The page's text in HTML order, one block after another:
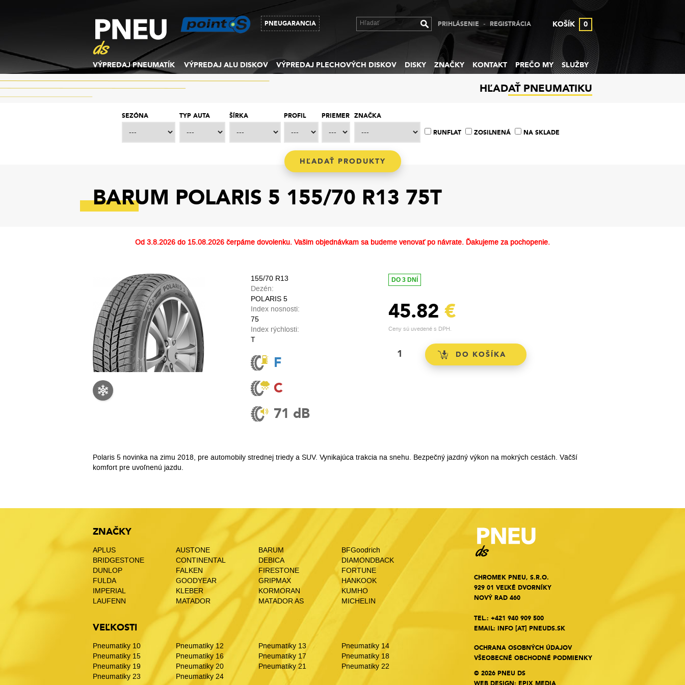
PNEUGARANCIA PRIHLÁSENIE - REGISTRÁCIA KOŠÍK 0
VÝPREDAJ PNEUMATÍK VÝPREDAJ ALU DISKOV VÝPREDAJ PLECHOVÝCH DISKOV DISKY ZNAČKY KONTAKT PREČO MY SLUŽBY
HĽADAŤ PNEUMATIKU
SEZÓNA TYP AUTA ŠÍRKA PROFIL PRIEMER ZNAČKA
RUNFLAT ZOSILNENÁ NA SKLADE
BARUM POLARIS 5 155/70 R13 75T
Od 3.8.2026 do 15.08.2026 čerpáme dovolenku. Vašim objednávkam sa budeme venovať po návrate. Ďakujeme za pochopenie.
155/70 R13
Dezén:
POLARIS 5
Index nosnosti:
75
Index rýchlosti:
T
F
C
71 dB
DO 3 DNÍ
45.82 €
Ceny sú uvedené s DPH.
Polaris 5 novinka na zimu 2018, pre automobily strednej triedy a SUV. Vynikajúca trakcia na snehu. Bezpečný jazdný výkon na mokrých cestách. Väčší
komfort pre uvoľnenú jazdu.
ZNAČKY
APLUS AUSTONE BARUM
BFGoodrich
BRIDGESTONE
CONTINENTAL DEBICA
DIAMONDBACK
DUNLOP
FALKEN FIRESTONE
FORTUNE
FULDA
GOODYEAR GRIPMAX
HANKOOK
IMPERIAL
KLEBER KORMORAN
KUMHO
LAUFENN
MATADOR MATADOR AS MICHELIN
VEĽKOSTI
Pneumatiky 10 Pneumatiky 12 Pneumatiky 13
Pneumatiky 14
Pneumatiky 15
Pneumatiky 16 Pneumatiky 17
Pneumatiky 18
Pneumatiky 19
Pneumatiky 20 Pneumatiky 21
Pneumatiky 22
Pneumatiky 23
Pneumatiky 24
CHROMEK PNEU, S.R.O.
929 01 VEĽKÉ DVORNÍKY
NOVÝ RAD 460
TEL.: +421 940 909 500
EMAIL: INFO [AT] PNEUDS.SK
OCHRANA OSOBNÝCH ÚDAJOV
VŠEOBECNÉ OBCHODNÉ PODMIENKY
© 2026 PNEU DS